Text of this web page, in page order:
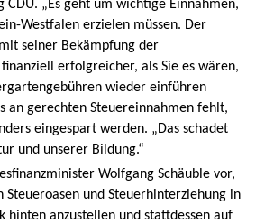
CDU. „Es geht um wichtige Einnahmen,
Westfalen erzielen müssen. Der
seiner Bekämpfung der
erfolgreicher, als Sie es wären,
wieder einführen
an gerechten Steuereinnahmen fehlt,
eingespart werden. „Das schadet
und unserer Bildung.“
Wolfgang Schäuble vor,
Steueroasen und Steuerhinterziehung in
hinten anzustellen und stattdessen auf